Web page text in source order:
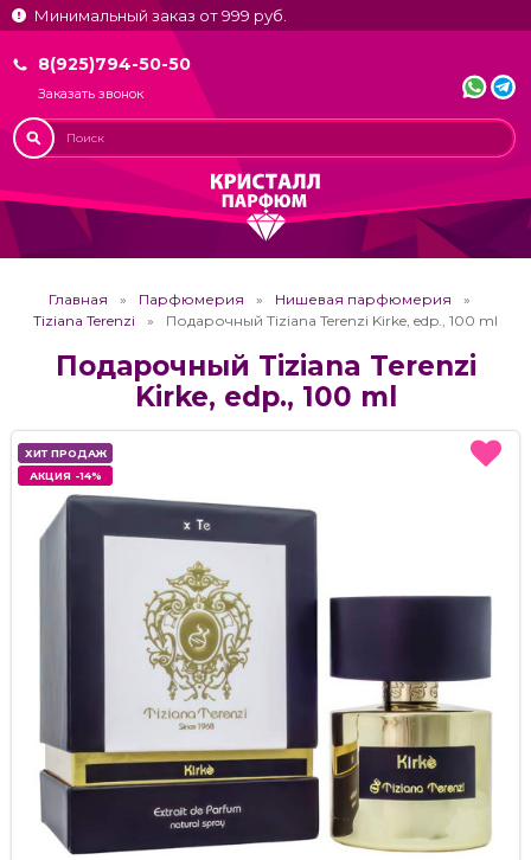
Минимальный заказ от 999 руб.
8(925)794-50-50
Заказать звонок
Главная Парфюмерия
Нишевая парфюмерия
Tiziana Terenzi
Подарочный Tiziana Terenzi Kirke, edp., 100 ml
Подарочный Tiziana Terenzi
Kirke, edp., 100 ml
ХИТ ПРОДАЖ
АКЦИЯ -14%
ХИТ ПРОДАЖ
АКЦИЯ -14%